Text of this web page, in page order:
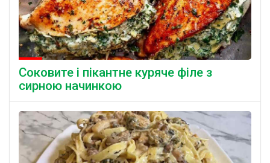
Соковите і пікантне куряче філе з
сирною начинкою